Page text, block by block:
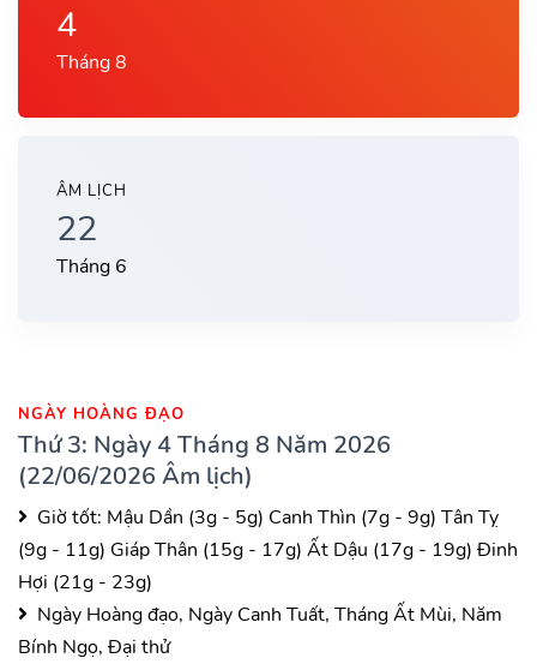
4
Tháng 8
ÂM LỊCH
22
Tháng 6
NGÀY HOÀNG ĐẠO
Thứ 3: Ngày 4 Tháng 8 Năm 2026
(22/06/2026 Âm lịch)
Giờ tốt: Mậu Dần (3g - 5g) Canh Thìn (7g - 9g) Tân Tỵ
(9g - 11g) Giáp Thân (15g - 17g) Ất Dậu (17g - 19g) Đinh
Hợi (21g - 23g)
Ngày Hoàng đạo, Ngày Canh Tuất, Tháng Ất Mùi, Năm
Bính Ngọ, Đại thử